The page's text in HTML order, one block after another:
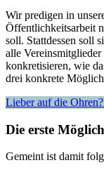
Wir predigen in
Öffentlichkeitsarbeit
soll. Stattdessen soll
alle
konkretisieren, wie
drei konkrete
Lieber auf die
Die erste
Gemeint ist damit